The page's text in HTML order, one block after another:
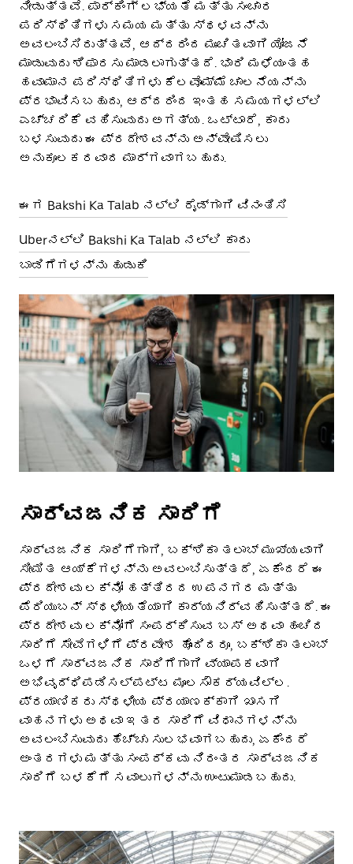
ನೀಡುತ್ತವೆ. ಪಾರ್ಕಿಂಗ್ ಲಭ್ಯತೆ ಮತ್ತು ಸಂಚಾರ
ಪರಿಸ್ಥಿತಿಗಳು ಸಮಯ ಮತ್ತು ಸ್ಥಳವನ್ನು
ಅವಲಂಬಿಸಿರುತ್ತವೆ, ಆದ್ದರಿಂದ ಮುಂಚಿತವಾಗಿ ಯೋಜನೆ
ಮಾಡುವುದು ಶಿಫಾರಸು ಮಾಡಲಾಗುತ್ತದೆ. ಭಾರಿ ಮಳೆಯಂತಹ
ಹವಾಮಾನ ಪರಿಸ್ಥಿತಿಗಳು ಕೆಲವೊಮ್ಮೆ ಚಾಲನೆಯನ್ನು
ಪ್ರಭಾವಿಸಬಹುದು, ಆದ್ದರಿಂದ ಇಂತಹ ಸಮಯಗಳಲ್ಲಿ
ಎಚ್ಚರಿಕೆ ವಹಿಸುವುದು ಅಗತ್ಯ. ಒಟ್ಟಾರೆ, ಕಾರು
ಬಳಸುವುದು ಈ ಪ್ರದೇಶವನ್ನು ಅನ್ವೇಷಿಸಲು
ಅನುಕೂಲಕರವಾದ ಮಾರ್ಗವಾಗಬಹುದು.
ಈಗ Bakshi Ka Talab ನಲ್ಲಿ ರೈಡ್‌ಗಾಗಿ ವಿನಂತಿಸಿ
Uberನಲ್ಲಿ Bakshi Ka Talab ನಲ್ಲಿ ಕಾರು
ಬಾಡಿಗೆಗಳನ್ನು ಹುಡುಕಿ
ಸಾರ್ವಜನಿಕ ಸಾರಿಗೆ
ಸಾರ್ವಜನಿಕ ಸಾರಿಗೆಗಾಗಿ, ಬಕ್ಶಿಕಾ ತಲಾಬ್ ಮುಖ್ಯವಾಗಿ
ಸೀಮಿತ ಆಯ್ಕೆಗಳನ್ನು ಅವಲಂಬಿಸುತ್ತದೆ, ಏಕೆಂದರೆ ಈ
ಪ್ರದೇಶವು ಲಕ್ನೋ ಹತ್ತಿರದ ಉಪನಗರ ಮತ್ತು
ಪೆರಿಯುಬನ್ ಸ್ಥಳೀಯತೆಯಾಗಿ ಕಾರ್ಯನಿರ್ವಹಿಸುತ್ತದೆ. ಈ
ಪ್ರದೇಶವು ಲಕ್ನೋಗೆ ಸಂಪರ್ಕಿಸುವ ಬಸ್ ಅಥವಾ ಹಂಚಿದ
ಸಾರಿಗೆ ಸೇವೆಗಳಿಗೆ ಪ್ರವೇಶ ಹೊಂದಿದರೂ, ಬಕ್ಶಿಕಾ ತಲಾಬ್
ಒಳಗೆ ಸಾರ್ವಜನಿಕ ಸಾರಿಗೆಗಾಗಿ ವ್ಯಾಪಕವಾಗಿ
ಅಭಿವೃದ್ಧಿಪಡಿಸಲ್ಪಟ್ಟ ಮೂಲಸೌಕರ್ಯವಿಲ್ಲ.
ಪ್ರಯಾಣಿಕರು ಸ್ಥಳೀಯ ಪ್ರಯಾಣಕ್ಕಾಗಿ ಖಾಸಗಿ
ವಾಹನಗಳು ಅಥವಾ ಇತರ ಸಾರಿಗೆ ವಿಧಾನಗಳನ್ನು
ಅವಲಂಬಿಸುವುದು ಹೆಚ್ಚು ಸುಲಭವಾಗಬಹುದು, ಏಕೆಂದರೆ
ಅಂತರಗಳು ಮತ್ತು ಸಂಪರ್ಕವು ನಿರಂತರ ಸಾರ್ವಜನಿಕ
ಸಾರಿಗೆ ಬಳಕೆಗೆ ಸವಾಲುಗಳನ್ನು ಉಂಟುಮಾಡಬಹುದು.